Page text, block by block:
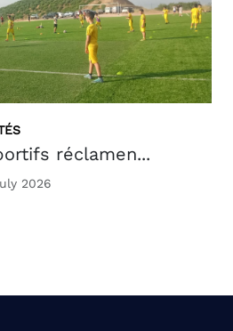
réclamen...
2026